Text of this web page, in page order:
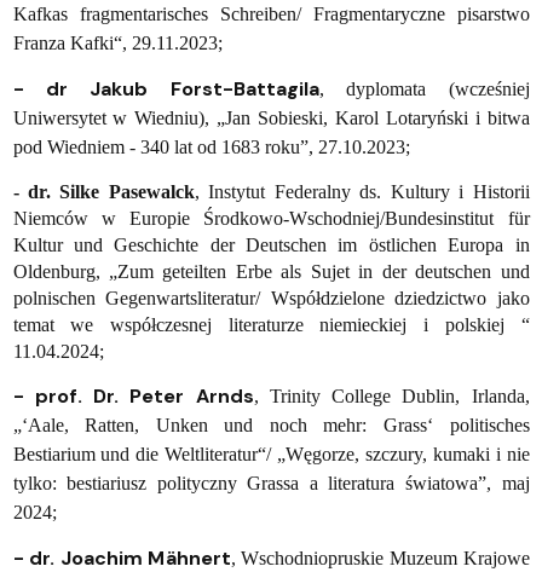
Kafkas fragmentarisches Schreiben/ Fragmentaryczne pisarstwo
Franza Kafki“, 29.11.2023;
- dr Jakub Forst-Battagila, dyplomata (wcześniej
Uniwersytet w Wiedniu), „Jan Sobieski, Karol Lotaryński i bitwa
pod Wiedniem - 340 lat od 1683 roku”, 27.10.2023;
- dr. Silke Pasewalck,Instytut Federalny ds. Kultury i Historii
Niemców w Europie Środkowo-Wschodniej/Bundesinstitut für
Kultur und Geschichte der Deutschen im östlichen Europa in
Oldenburg, „Zum geteilten Erbe als Sujet in der deutschen und
polnischen Gegenwartsliteratur/ Współdzielone dziedzictwo jako
temat we współczesnej literaturze niemieckiej i polskiej “
11.04.2024;
- prof. Dr. Peter Arnds, Trinity College Dublin, Irlanda,
„‘Aale, Ratten, Unken und noch mehr: Grass‘ politisches
Bestiarium und die Weltliteratur“/ „Węgorze, szczury, kumaki i nie
tylko: bestiariusz polityczny Grassa a literatura światowa”, maj
2024;
- dr. Joachim Mähnert, Wschodniopruskie Muzeum Krajowe